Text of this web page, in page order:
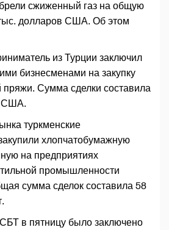
сжиженный газ на общую
долларов США. Об этом
из Турции заключил
бизнесменами на закупку
Сумма сделки составила
США.
туркменские
хлопчатобумажную
на предприятиях
промышленности
сумма сделок составила 58
в пятницу было заключено